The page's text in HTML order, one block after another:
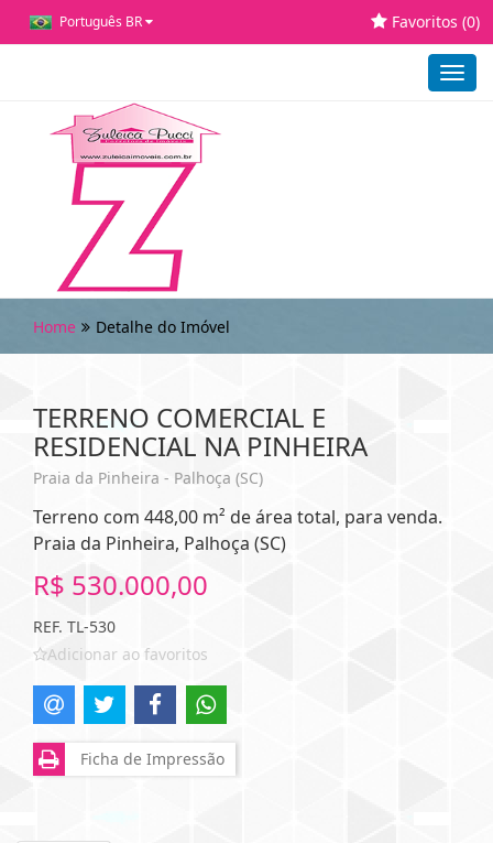
Português BR Favoritos (0)
Home Detalhe do Imóvel
TERRENO COMERCIAL E
RESIDENCIAL NA PINHEIRA
Praia da Pinheira - Palhoça (SC)
Terreno com 448,00 m² de área total, para venda.
Praia da Pinheira, Palhoça (SC)
R$ 530.000,00
REF. TL-530
Adicionar ao favoritos
Ficha de Impressão